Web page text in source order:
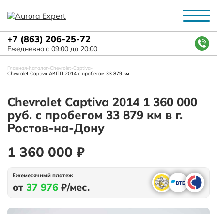
+7 (863) 206-25-72
Ежедневно с 09:00 до 20:00
Главная-Каталог-Chevrolet-Captiva-
Chevrolet Captiva АКПП 2014 с пробегом 33 879 км
Chevrolet Captiva 2014 1 360 000
руб. с пробегом 33 879 км в г.
Ростов-на-Дону
1 360 000 ₽
Ежемесячный платеж
от 37 976 ₽/мес.